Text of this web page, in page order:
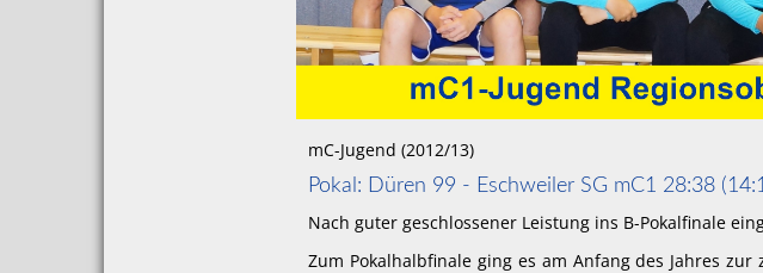
mC-Jugend (2012/13)
Pokal: Düren 99 - Eschweiler SG mC1 28:38
Nach guter geschlossener Leistung ins B-Pokalfinale
Zum Pokalhalbfinale ging es am Anfang des Jahres